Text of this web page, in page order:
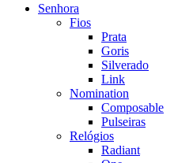
Senhora
Fios
Prata
Goris
Silverado
Link
Nomination
Composable
Pulseiras
Relógios
Radiant